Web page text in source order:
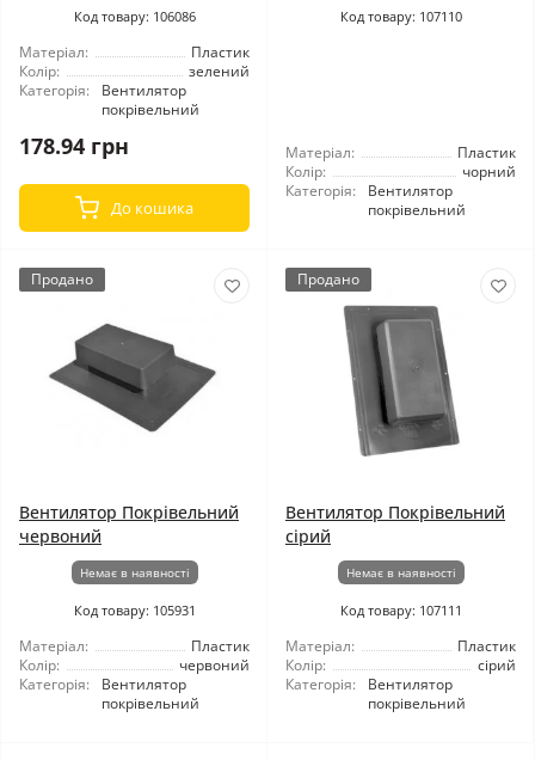
Код товару: 106086
Матеріал:
Пластик
Колір:
зелений
Категорія:
Вентилятор
покрівельний
178.94 грн
До кошика
Код товару: 107110
Матеріал:
Пластик
Колір:
чорний
Категорія:
Вентилятор
покрівельний
Продано
Вентилятор Покрівельний
червоний
Немає в наявності
Код товару: 105931
Матеріал:
Пластик
Колір:
червоний
Категорія:
Вентилятор
покрівельний
Продано
Вентилятор Покрівельний
сірий
Немає в наявності
Код товару: 107111
Матеріал:
Пластик
Колір:
сірий
Категорія:
Вентилятор
покрівельний